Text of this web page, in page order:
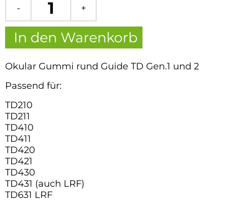
In den Warenkorb
Okular Gummi rund Guide TD Gen.1 und 2
Passend für:
TD210
TD211
TD410
TD411
TD420
TD421
TD430
TD431 (auch LRF)
TD631 LRF